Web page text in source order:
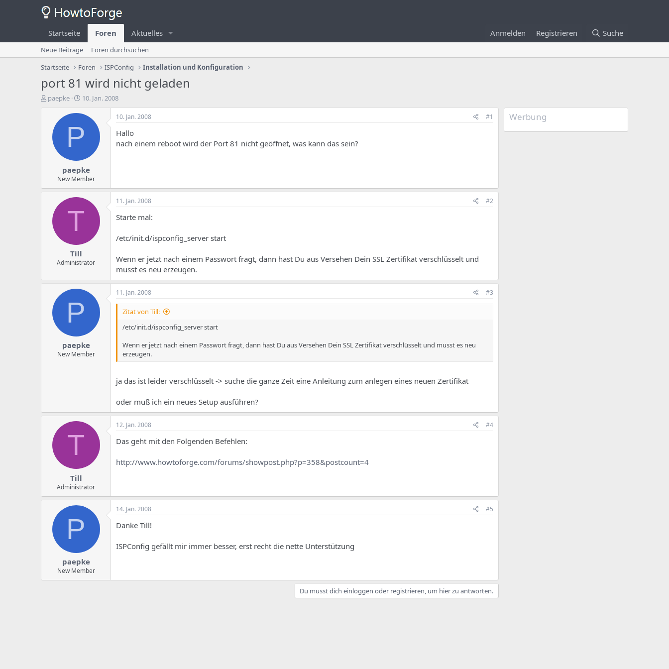
Startseite Foren Aktuelles Anmelden Registrieren Suche
Neue Beiträge
Foren durchsuchen
Startseite
Foren ISPConfig Installation und Konfiguration
port 81 wird nicht geladen
E
e
paepke
E
s
e
u
n
g
s
d
t
10. Jan. 2008
P
paepke
New Member
10. Jan. 2008 #1
Hallo
nach einem reboot wird der Port 81 nicht geöffnet, was kann das sein?
T
Till
Administrator
11. Jan. 2008 #2
Starte mal:
/etc/init.d/ispconfig_server start
Wenn er jetzt nach einem Passwort fragt, dann hast Du aus Versehen Dein SSL Zertifikat verschlüsselt und
musst es neu erzeugen.
P
paepke
New Member
11. Jan. 2008 #3
Zitat von Till:
/etc/init.d/ispconfig_server start
Wenn er jetzt nach einem Passwort fragt, dann hast Du aus Versehen Dein SSL Zertifikat verschlüsselt und musst es neu
erzeugen.
ja das ist leider verschlüsselt -> suche die ganze Zeit eine Anleitung zum anlegen eines neuen Zertifikat
oder muß ich ein neues Setup ausführen?
T
Till
Administrator
12. Jan. 2008 #4
Das geht mit den Folgenden Befehlen:
http://www.howtoforge.com/forums/showpost.php?p=358&postcount=4
P
paepke
New Member
14. Jan. 2008 #5
Danke Till!
ISPConfig gefällt mir immer besser, erst recht die nette Unterstützung
Du musst dich einloggen oder registrieren, um hier zu antworten.
Werbung